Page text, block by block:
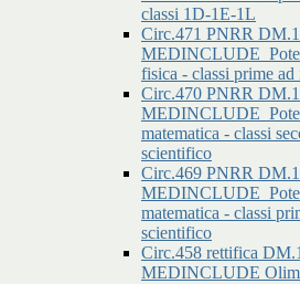
classi 1D-1E-1L
Circ.471 PNRR
fisica - classi prime
Circ.470 PNRR
matematica - classi
scientifico
Circ.469 PNRR
matematica - classi
scientifico
Circ.458 rettifica
MEDINCLUDE